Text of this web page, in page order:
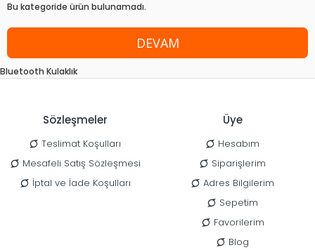
Bu kategoride ürün bulunamadı.
DEVAM
Bluetooth Kulaklık
Sözleşmeler
Teslimat Koşulları
Mesafeli Satış Sözleşmesi
İptal ve İade Koşulları
Üye
Hesabım
Siparişlerim
Adres Bilgilerim
Sepetim
Favorilerim
Blog